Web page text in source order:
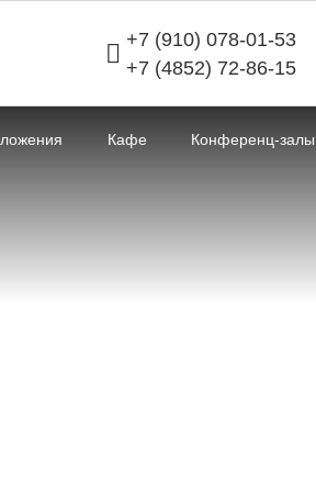
+7 (910) 078-01-53
+7 (4852) 72-86-15
Кафе Конференц-залы